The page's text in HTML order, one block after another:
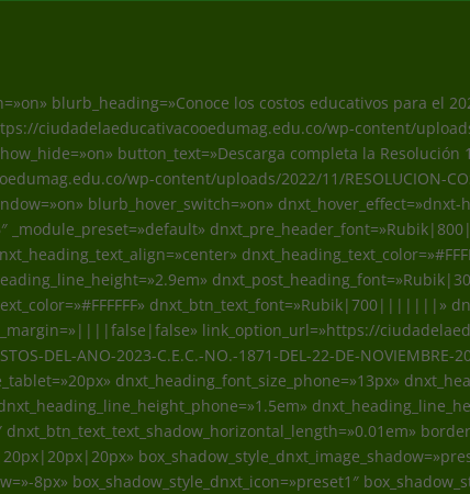
blurb_heading=»Conoce los costos educativos para el
ciudadelaeducativacooedumag.edu.co/wp-content/
button_text=»Descarga completa la Resolución
wp-content/uploads/2022/11/RESOLUCION-
blurb_hover_switch=»on»
_module_preset=»default»
dnxt_btn_text_font=»Rubik|700|||||||»
link_option_url=»https://
DEL-ANO-2023-C.E.C.-NO.-1871-DEL-22-DE-
dnxt_heading_font_size_phone=»13px»
dnxt_btn_text_text_shadow_horizontal_length=»0.01em»
8px» box_shadow_style_dnxt_icon=»preset1″